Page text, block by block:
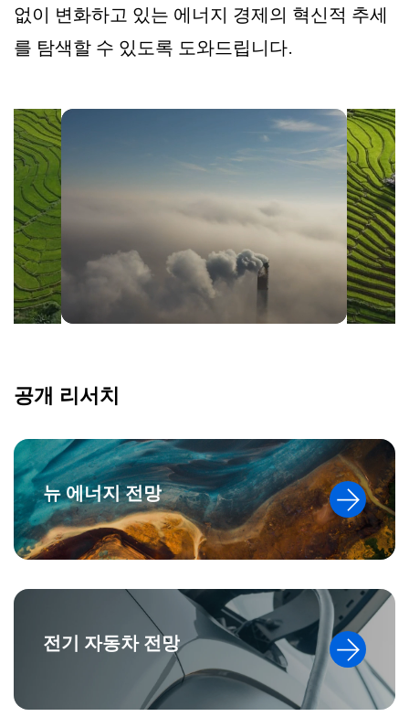
없이 변화하고 있는 에너지 경제의 혁신적 추세
를 탐색할 수 있도록 도와드립니다.
공개 리서치
뉴 에너지 전망
전기 자동차 전망